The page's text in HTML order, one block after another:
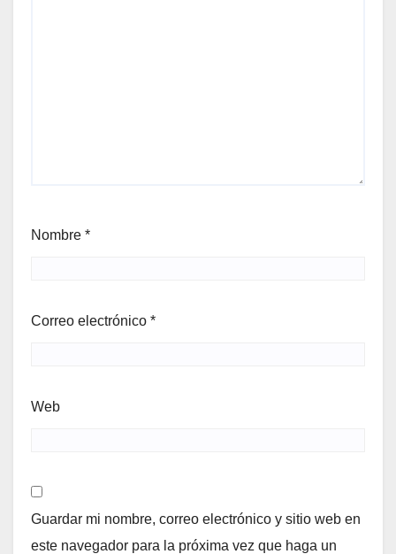
Nombre *
Correo electrónico *
Web
Guardar mi nombre, correo electrónico y sitio web en
este navegador para la próxima vez que haga un